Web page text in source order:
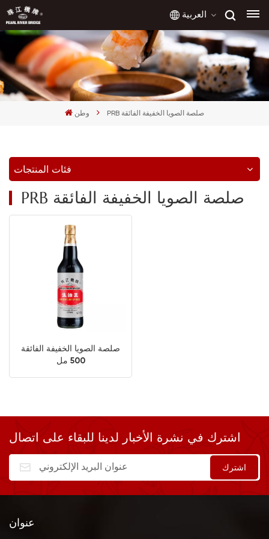
العربية
English
français
وطن PRB صلصة الصويا الخفيفة الفائقة
فئات المنتجات
PRB صلصة الصويا الخفيفة الفائقة
صلصة الصويا الخفيفة الفائقة
500 مل
اشترك في نشرة الأخبار لدينا للبقاء على اتصال
عنوان